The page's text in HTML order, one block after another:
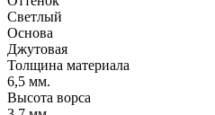
Светлый
Основа
Джутовая
Толщина материала
6,5 мм.
Высота ворса